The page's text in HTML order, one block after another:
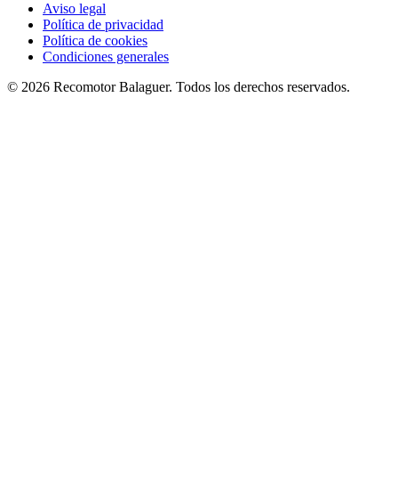
Aviso legal
Política de privacidad
Política de cookies
Condiciones generales
© 2026 RecomotorBalaguer. Todos los derechos reservados.